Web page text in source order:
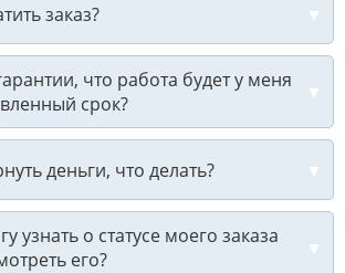
заказ?
что работа будет у меня
срок?
деньги, что делать?
узнать о статусе моего заказа
его?